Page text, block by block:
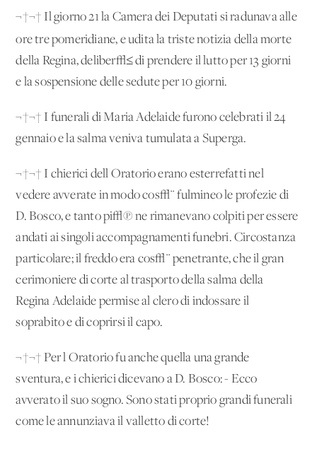
¬†¬† Il giorno 21 la Camera dei Deputati si radunava alle
ore trepomeridiane, e udita la triste notizia della morte
della Regina, deliber√≤ di prendere il lutto per 13 giorni
e la sospensione delle sedute per 10 giorni.
¬†¬† I funerali di Maria Adelaide furono celebrati il 24
gennaio e la salma veniva tumulata a Superga.
¬†¬† I chierici dell'Oratorio erano esterrefatti nel
vedere avverate in modo cos√¨ fulmineo le profezie di
D. Bosco, e tanto pi√π ne rimanevano colpiti per essere
andati ai singoli accompagnamenti funebri. Circostanza
particolare; il freddo era cos√¨ penetrante, che il gran
cerimoniere di corte al trasporto della salma della
Regina Adelaide permise al clero di indossare il
soprabito e di coprirsi il capo.
¬†¬† Per l'Oratorio fu anche quella una grande
sventura, e i chierici dicevano a D. Bosco: - Ecco
avverato il suo sogno. Sono stati proprio grandi funerali
come le annunziava il valletto di corte!